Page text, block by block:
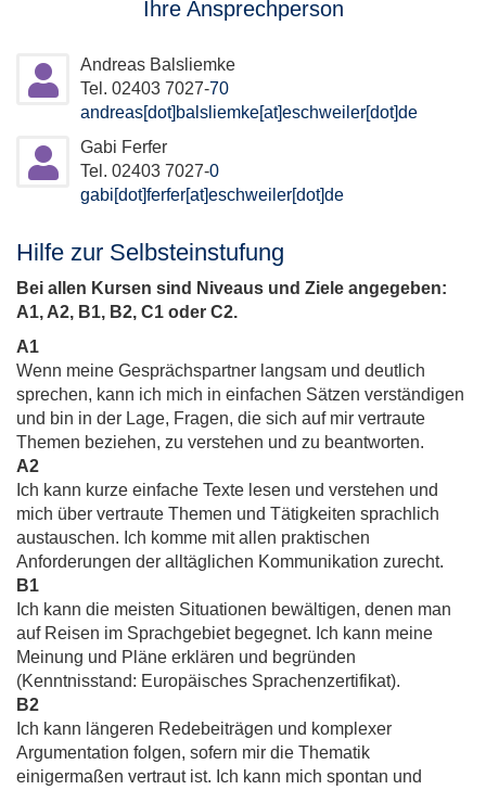
Ihre Ansprechperson
Andreas Balsliemke
Tel. 02403 7027-70
andreas[dot]balsliemke[at]eschweiler[dot]de
Gabi Ferfer
Tel. 02403 7027-0
gabi[dot]ferfer[at]eschweiler[dot]de
Hilfe zur Selbsteinstufung
Bei allen Kursen sind Niveaus und Ziele angegeben:
A1, A2, B1, B2, C1 oder C2.
A1
Wenn meine Gesprächspartner langsam und deutlich
sprechen, kann ich mich in einfachen Sätzen verständigen
und bin in der Lage, Fragen, die sich auf mir vertraute
Themen beziehen, zu verstehen und zu beantworten.
A2
Ich kann kurze einfache Texte lesen und verstehen und
mich über vertraute Themen und Tätigkeiten sprachlich
austauschen. Ich komme mit allen praktischen
Anforderungen der alltäglichen Kommunikation zurecht.
B1
Ich kann die meisten Situationen bewältigen, denen man
auf Reisen im Sprachgebiet begegnet. Ich kann meine
Meinung und Pläne erklären und begründen
(Kenntnisstand: Europäisches Sprachenzertifikat).
B2
Ich kann längeren Redebeiträgen und komplexer
Argumentation folgen, sofern mir die Thematik
einigermaßen vertraut ist. Ich kann mich spontan und